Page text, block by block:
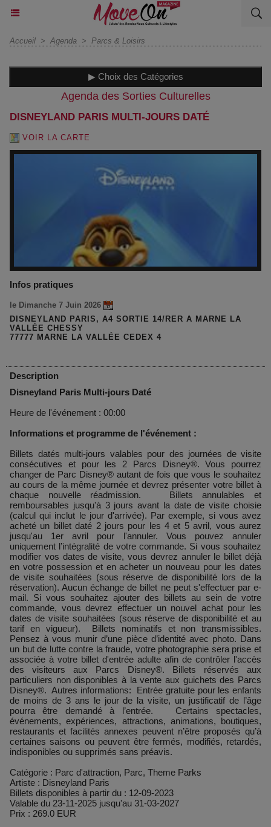
Accueil > Agenda > Parcs & Loisirs
▶ Choix des Catégories
Agenda des Sorties Culturelles
DISNEYLAND PARIS MULTI-JOURS DATÉ
VOIR LA CARTE
Infos pratiques
le Dimanche 7 Juin 2026
DISNEYLAND PARIS, A4 SORTIE 14/RER A MARNE LA
VALLÉE CHESSY
77777 MARNE LA VALLÉE CEDEX 4
Description
Disneyland Paris Multi-jours Daté
Heure de l'événement : 00:00
Informations et programme de l'événement :
Billets datés multi-jours valables pour des journées de visite
consécutives et pour les 2 Parcs Disney®. Vous pourrez
changer de Parc Disney® autant de fois que vous le souhaitez
au cours de la même journée et devrez présenter votre billet à
chaque nouvelle réadmission. Billets annulables et
remboursables jusqu'à 3 jours avant la date de visite choisie
(calcul qui inclut le jour d'arrivée). Par exemple, si vous avez
acheté un billet daté 2 jours pour les 4 et 5 avril, vous aurez
jusqu'au 1er avril pour l'annuler. Vous pouvez annuler
uniquement l’intégralité de votre commande. Si vous souhaitez
modifier vos dates de visite, vous devrez annuler le billet déjà
en votre possession et en acheter un nouveau pour les dates
de visite souhaitées (sous réserve de disponibilité lors de la
réservation). Aucun échange de billet ne peut s'effectuer par e-
mail. Si vous souhaitez ajouter des billets au sein de votre
commande, vous devrez effectuer un nouvel achat pour les
dates de visite souhaitées (sous réserve de disponibilité et au
tarif en vigueur). Billets nominatifs et non transmissibles.
Pensez à vous munir d’une pièce d’identité avec photo. Dans
un but de lutte contre la fraude, votre photographie sera prise et
associée à votre billet d'entrée adulte afin de contrôler l'accès
des visiteurs aux Parcs Disney®. Billets réservés aux
particuliers non disponibles à la vente aux guichets des Parcs
Disney®. Autres informations: Entrée gratuite pour les enfants
de moins de 3 ans le jour de la visite, un justificatif de l’âge
pourra être demandé à l’entrée. Certains spectacles,
événements, expériences, attractions, animations, boutiques,
restaurants et facilités annexes peuvent n’être proposés qu’à
certaines saisons ou peuvent être fermés, modifiés, retardés,
indisponibles ou supprimés sans préavis.
Catégorie : Parc d'attraction, Parc, Theme Parks
Artiste : Disneyland Paris
Billets disponibles à partir du : 12-09-2023
Valable du 23-11-2025 jusqu'au 31-03-2027
Prix : 269.0 EUR